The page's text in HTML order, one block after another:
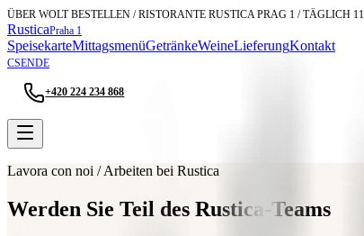
ÜBER WOLT BESTELLEN / RISTORANTE RUSTICA PRAG 1 / TÄGLICH
RusticaPraha 1
SpeisekarteMittagsmenüGetränkeWeineLieferungKontakt
CSENDE
+420 224 234 868
Lavora con noi / Arbeiten bei Rustica
Werden Sie Teil des Rustica-Teams